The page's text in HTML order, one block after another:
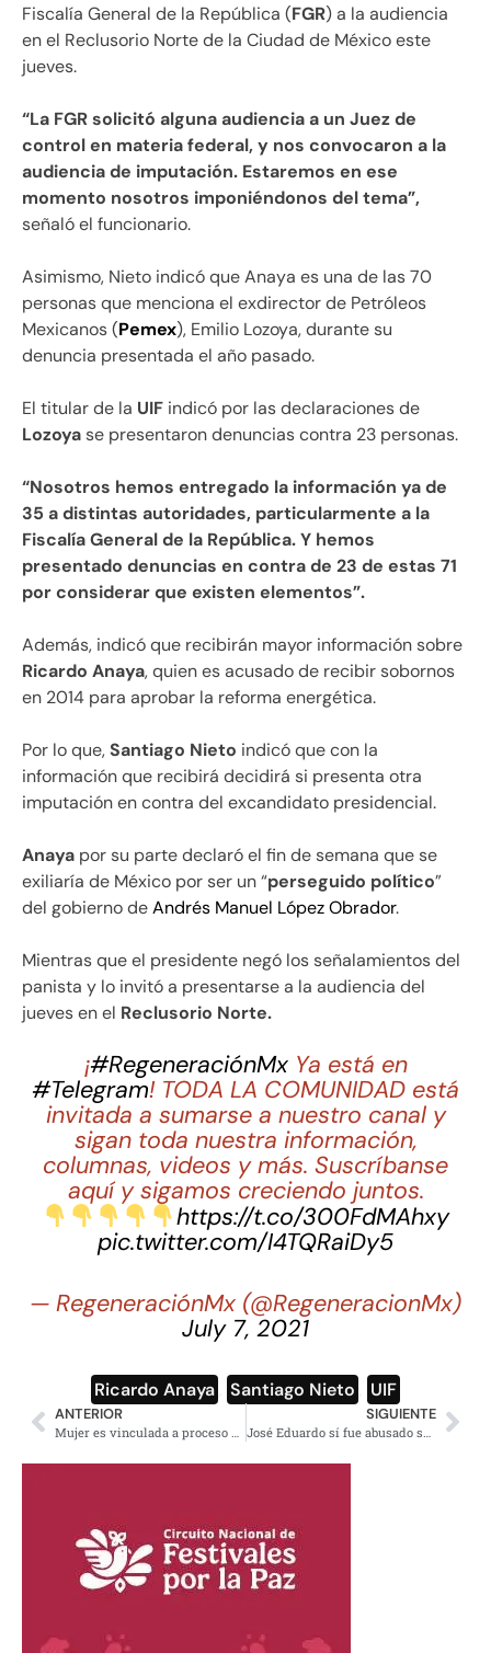
Fiscalía General de la República (FGR) a la audiencia
en el Reclusorio Norte de la Ciudad de México este
jueves.
“La FGR solicitó alguna audiencia a un Juez de
control en materia federal, y nos convocaron a la
audiencia de imputación. Estaremos en ese
momento nosotros imponiéndonos del tema”,
señaló el funcionario.
Asimismo, Nieto indicó que Anaya es una de las 70
personas que menciona el exdirector de Petróleos
Mexicanos (Pemex), Emilio Lozoya, durante su
denuncia presentada el año pasado.
El titular de la UIF indicó por las declaraciones de
Lozoyase presentaron denuncias contra 23 personas.
“Nosotros hemos entregado la información ya de
35 a distintas autoridades, particularmente a la
Fiscalía General de la República. Y hemos
presentado denuncias en contra de 23 de estas 71
por considerar que existen elementos”.
Además, indicó que recibirán mayor información sobre
Ricardo Anaya, quien es acusado de recibir sobornos
en 2014 para aprobar la reforma energética.
Por lo que,Santiago Nieto indicó que con la
información que recibirá decidirá si presenta otra
imputación en contra del excandidato presidencial.
Anaya por su parte declaró el fin de semana que se
exiliaría de México por ser un “perseguido político”
del gobierno deAndrés Manuel López Obrador.
Mientras que el presidente negó los señalamientos del
panista y lo invitó a presentarse a la audiencia del
jueves en el Reclusorio Norte.
¡#RegeneraciónMxYa está en
#Telegram! TODA LA COMUNIDAD está
invitada a sumarse a nuestro canal y
sigan toda nuestra información,
columnas, videos y más. Suscríbanse
aquí y sigamos creciendo juntos.
https://t.co/300FdMAhxy
pic.twitter.com/I4TQRaiDy5
— RegeneraciónMx (@RegeneracionMx)
July 7, 2021
Ricardo Anaya Santiago Nieto UIF
ANTERIOR SIGUIENTE